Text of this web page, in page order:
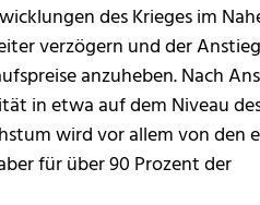
des Krieges im
verzögern und der
anzuheben. Nach
in etwa auf dem Niveau
wird vor allem von den
für über 90 Prozent der